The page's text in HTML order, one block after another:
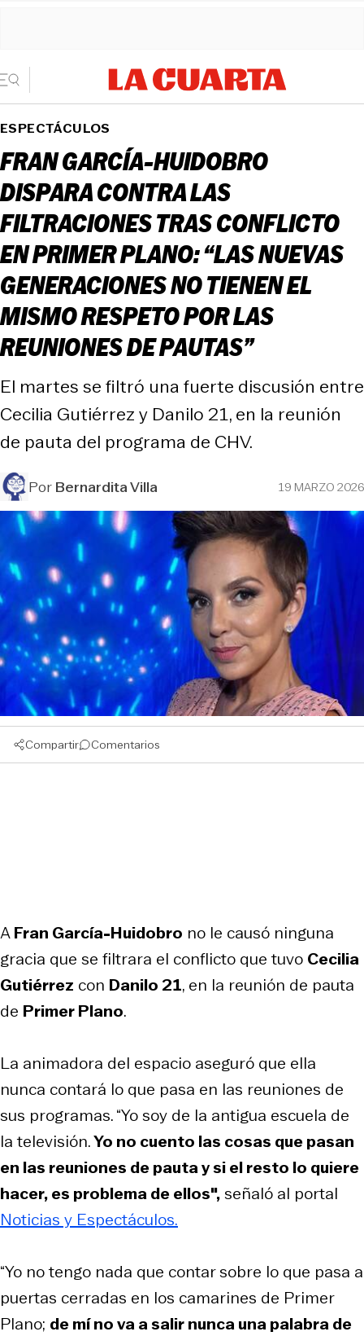
ESPECTÁCULOS
FRAN GARCÍA-HUIDOBRO
DISPARA CONTRA LAS
FILTRACIONES TRAS CONFLICTO
EN PRIMER PLANO: “LAS NUEVAS
GENERACIONES NO TIENEN EL
MISMO RESPETO POR LAS
REUNIONES DE PAUTAS”
El martes se filtró una fuerte discusión entre
Cecilia Gutiérrez y Danilo 21, en la reunión
de pauta del programa de CHV.
PorBernardita Villa 19 MARZO 2026
Compartir Comentarios
AFran García-Huidobro no le causó ninguna
gracia que se filtrara el conflicto que tuvo Cecilia
Gutiérrez con Danilo 21, en la reunión de pauta
de Primer Plano.
La animadora del espacio aseguró que ella
nunca contará lo que pasa en las reuniones de
sus programas. “Yo soy de la antigua escuela de
la televisión.Yo no cuento las cosas que pasan
en las reuniones de pauta y si el resto lo quiere
hacer, es problema de ellos",señaló al portal
Noticias y Espectáculos.
“Yo no tengo nada que contar sobre lo que pasa a
puertas cerradas en los camarines de Primer
Plano; de mí no va a salir nunca una palabra de